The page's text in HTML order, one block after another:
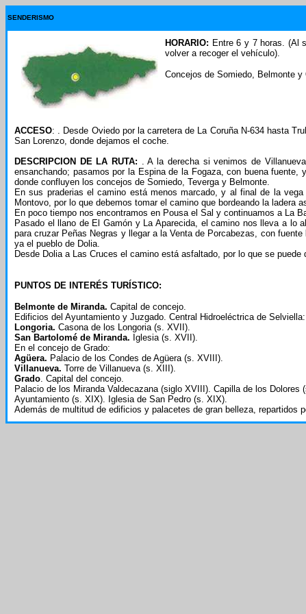
SENDERISMO
HORARIO: Entre 6 y 7 horas. (Al
volver a recoger el vehículo).
Concejos de Somiedo, Belmonte y
ACCESO: . Desde Oviedo por la carretera de La Coruña N-634 hasta
San Lorenzo, donde dejamos el coche.
DESCRIPCION DE LA RUTA: . A la derecha si venimos de
ensanchando; pasamos por la Espina de la Fogaza, con buena
donde confluyen los concejos de Somiedo, Teverga y Belmonte.
En sus praderias el camino está menos marcado, y al final de la
Montovo, por lo que debemos tomar el camino que bordeando la
En poco tiempo nos encontramos en Pousa el Sal y continuamos a La
Pasado el llano de El Gamón y La Aparecida, el camino nos lleva a lo
para cruzar Peñas Negras y llegar a la Venta de Porcabezas, con
ya el pueblo de Dolia.
Desde Dolia a Las Cruces el camino está asfaltado, por lo que se puede
PUNTOS DE INTERÉS TURÍSTICO:
Belmonte de Miranda. Capital de concejo.
Edificios del Ayuntamiento y Juzgado. Central Hidroeléctrica de
Longoria. Casona de los Longoria (s. XVII).
San Bartolomé de Miranda. Iglesia (s. XVII).
En el concejo de Grado:
Agüera. Palacio de los Condes de Agüera (s. XVIII).
Villanueva. Torre de Villanueva (s. XIII).
Grado. Capital del concejo.
Palacio de los Miranda Valdecazana (siglo XVIII). Capilla de los Dolores
Ayuntamiento (s. XIX). Iglesia de San Pedro (s. XIX).
Además de multitud de edificios y palacetes de gran belleza, repartidos